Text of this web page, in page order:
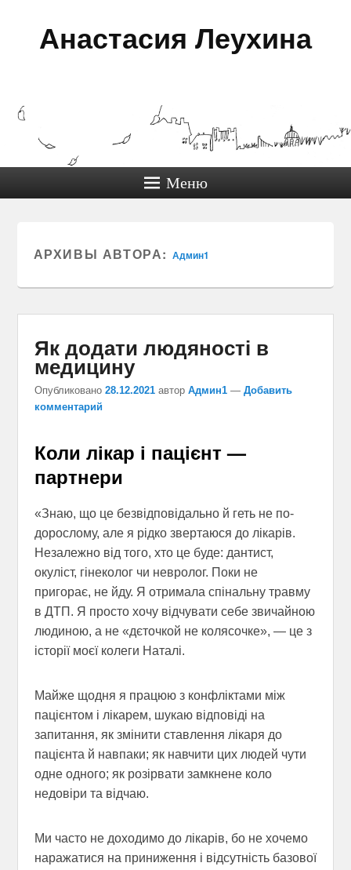
Анастасия Леухина
Меню
АРХИВЫ АВТОРА: Админ1
Як додати людяності в
медицину
Опубликовано 28.12.2021 автор Админ1 — Добавить
комментарий
Коли лікар і пацієнт —
партнери
«Знаю, що це безвідповідально й геть не по-
дорослому, але я рідко звертаюся до лікарів.
Незалежно від того, хто це буде: дантист,
окуліст, гінеколог чи невролог. Поки не
пригорає, не йду. Я отримала спінальну травму
в ДТП. Я просто хочу відчувати себе звичайною
людиною, а не «дєточкой не колясочке», — це з
історії моєї колеги Наталі.
Майже щодня я працюю з конфліктами між
пацієнтом і лікарем, шукаю відповіді на
запитання, як змінити ставлення лікаря до
пацієнта й навпаки; як навчити цих людей чути
одне одного; як розірвати замкнене коло
недовіри та відчаю.
Ми часто не доходимо до лікарів, бо не хочемо
наражатися на приниження і відсутність базової